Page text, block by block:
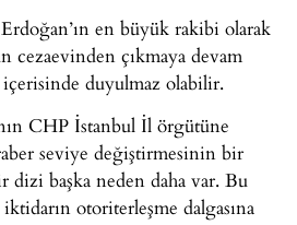
en büyük rakibi olarak
cezaevinden çıkmaya devam
duyulmaz olabilir.
CHP İstanbul İl örgütüne
seviye değiştirmesinin bir
dizi başka neden daha var. Bu
otoriterleşme dalgasına